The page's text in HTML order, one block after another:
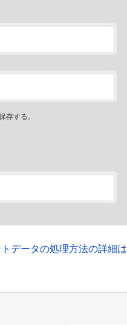
する。
データの処理方法の詳細は